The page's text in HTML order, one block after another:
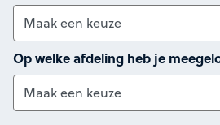
Op welke afdeling heb je